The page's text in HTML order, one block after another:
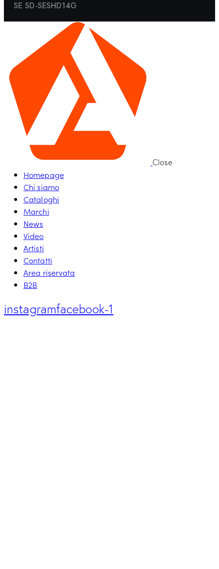
SE SD-SESHD14G
Close
Homepage
Chi siamo
Cataloghi
Marchi
News
Video
Artisti
Contatti
Area riservata
B2B
instagramfacebook-1